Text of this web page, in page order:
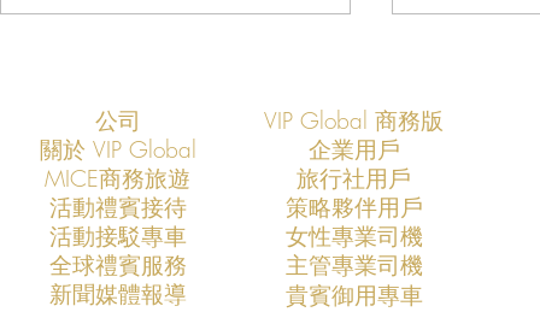
VIP Global：定義台灣企業專車
服務的新標準
VIP Global
的最佳模式
公司
VIP Global 商務版
關於 VIP Global
企業用戶
​MICE商務旅遊
旅行社用戶
​活動禮賓接待
策略夥伴用戶
活動接駁專車
​全球禮賓服務
​新聞媒體報導
​女性專業司機
​主管專業司機
​貴賓御用專車